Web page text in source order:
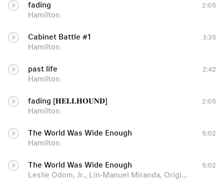
fading
Hamilton
2:05
Cabinet Battle #1
Hamilton
3:35
past life
Hamilton
2:42
fading [𝐇𝐄𝐋𝐋𝐇𝐎𝐔𝐍𝐃]
Hamilton
2:05
The World Was Wide Enough
Hamilton
5:02
The World Was Wide Enough
Leslie Odom, Jr., Lin-Manuel Miranda, Original Broadway Cast of Hamilton
5:02